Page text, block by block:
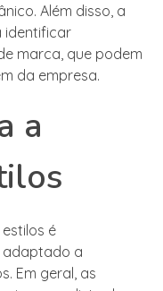
Além disso, a
identificar
marca, que podem
da empresa.
a
é
adaptado a
Em geral, as